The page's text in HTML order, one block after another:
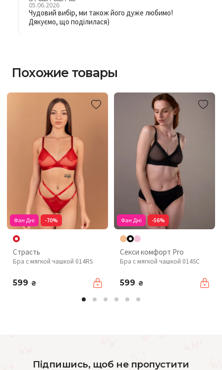
05.06.2026
Чудовий вибір, ми також його дуже любимо!
Дякуємо, що поділилася)
Похожие товары
Фан Дні -70%
Страсть
Бра с мягкой чашкой 014RS
599 ₴
Фан Дні -56%
Секси комфорт Pro
Бра с мягкой чашкой 014SC
599 ₴
Підпишись, щоб не пропустити